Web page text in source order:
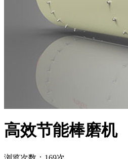
高效节能棒磨机